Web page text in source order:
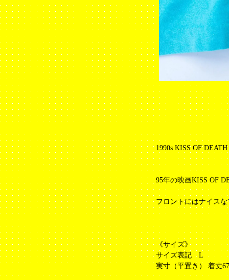
1990s KISS OF
95年の映画KISS OF
フロントにはナイス
《サイズ》
サイズ表記 L
実寸（平置き） 着丈